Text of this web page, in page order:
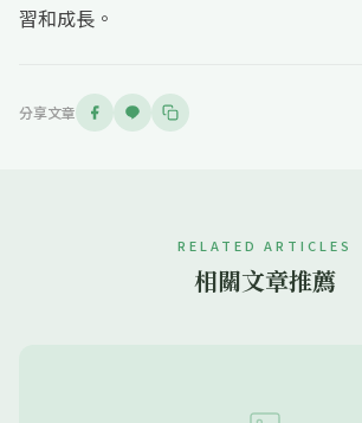
習和成長。
分享文章
RELATED ARTICLES
相關文章推薦